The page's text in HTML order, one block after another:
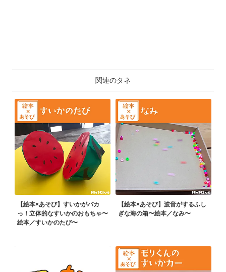
関連のタネ
【絵本×あそび】すいかがパカ
っ！立体的なすいかのおもちゃ〜
絵本／すいかのたび〜
【絵本×あそび】波音がするふし
ぎな海の箱〜絵本／なみ〜